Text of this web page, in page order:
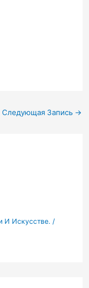
Следующая Запись →
И Искусстве. /